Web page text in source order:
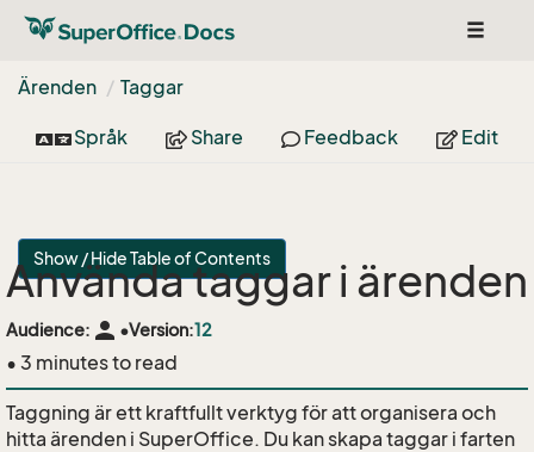
Toggle
Ärenden
Taggar
Språk Share Feedback Edit
Show / Hide Table of Contents
Använda taggar i ärenden
Audience: person •Version:12
• 3 minutes to read
Taggning är ett kraftfullt verktyg för att organisera och
hitta ärenden i SuperOffice. Du kan skapa taggar i farten